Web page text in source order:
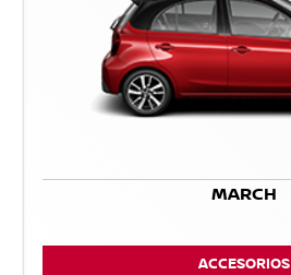
MARCH
ACCESORIOS